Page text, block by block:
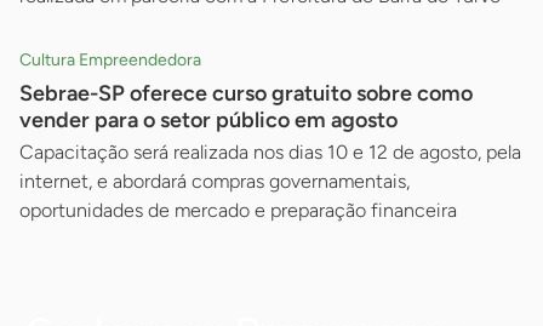
Cultura Empreendedora
Sebrae-SP oferece curso gratuito sobre como
vender para o setor público em agosto
Capacitação será realizada nos dias 10 e 12 de agosto, pela
internet, e abordará compras governamentais,
oportunidades de mercado e preparação financeira